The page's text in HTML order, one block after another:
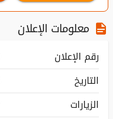
معلومات الإعلان
رقم الإعلان
التاريخ
الزيارات